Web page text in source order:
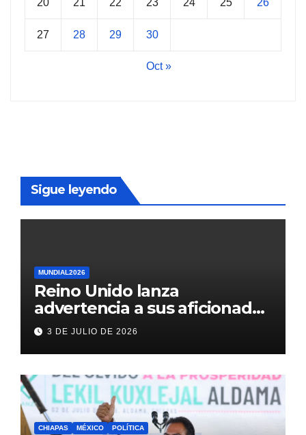
20 21 22 23 24 25 26
27 28 29 30
Oct »
Sigue leyendo
MUNDIAL2026
Reino Unido lanza
advertencia a sus aficionados
antes del México vs
Inglaterra en el Mundial 2026
3 DE JULIO DE 2026
CHIAPAS MÉXICO POLÍTICA